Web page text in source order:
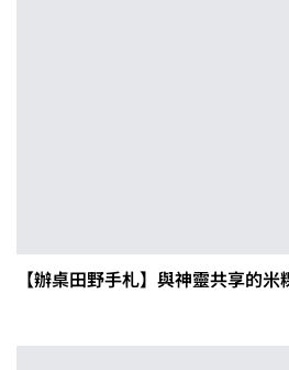
【辦桌田野手札】與神靈共享的